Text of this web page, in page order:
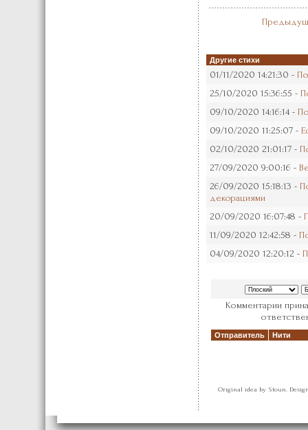
Другие стихи
01/11/2020 14:21:30 -
25/10/2020 15:36:55 -
09/10/2020 14:16:14 -
09/10/2020 11:25:07 -
02/10/2020 21:01:17 -
27/09/2020 9:00:16 -
26/09/2020 15:18:13 -
декорациями
20/09/2020 16:07:48 -
11/09/2020 12:42:58 -
04/09/2020 12:20:12 -
Комментарии
Отправитель Нити
Original idea by Stoun.